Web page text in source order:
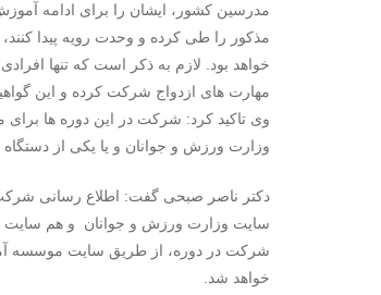
مذکور را طی کرده و وحدت رویه پیدا
خواهد بود. لازم به ذکر است که تنها
مهارت های ازدواج شرکت کرده و این
وی تاکید کرد: شرکت در این دوره ها
وزارت ورزش و جوانان و یا یکی از
دکتر ناصر صبحی گفت: اطلاع رسانی
سایت وزارت ورزش و جوانان و هم سایت
شرکت در دوره، از طریق سایت موسسه
خواهد شد.